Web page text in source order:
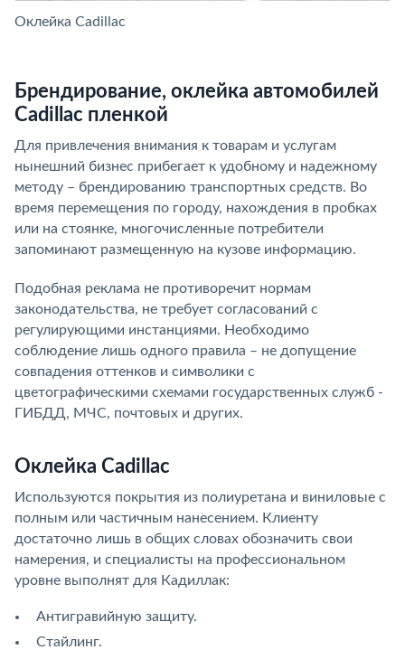
Оклейка Cadillac
Брендирование, оклейка автомобилей
Cadillac пленкой
Для привлечения внимания к товарам и услугам
нынешний бизнес прибегает к удобному и надежному
методу – брендированию транспортных средств. Во
время перемещения по городу, нахождения в пробках
или на стоянке, многочисленные потребители
запоминают размещенную на кузове информацию.
Подобная реклама не противоречит нормам
законодательства, не требует согласований с
регулирующими инстанциями. Необходимо
соблюдение лишь одного правила – не допущение
совпадения оттенков и символики с
цветографическими схемами государственных служб -
ГИБДД, МЧС, почтовых и других.
Оклейка Cadillac
Используются покрытия из полиуретана и виниловые с
полным или частичным нанесением. Клиенту
достаточно лишь в общих словах обозначить свои
намерения, и специалисты на профессиональном
уровне выполнят для Кадиллак:
Антигравийную защиту.
Стайлинг.